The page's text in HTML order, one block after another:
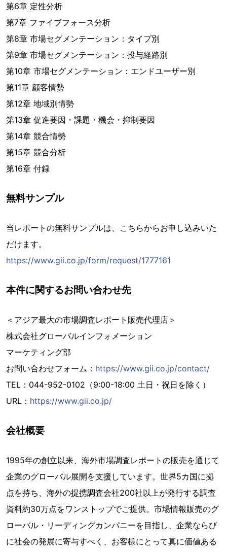
第6章 定性分析
第7章 ファイブフォース分析
第8章 市場セグメンテーション：タイプ別
第9章 市場セグメンテーション：投与経路別
第10章 市場セグメンテーション：エンドユーザー別
第11章 顧客情勢
第12章 地域別情勢
第13章 促進要因・課題・機会・抑制要因
第14章 競合情勢
第15章 競合分析
第16章 付録
無料サンプル
当レポートの無料サンプルは、こちらからお申し込みいた
だけます。
https://www.gii.co.jp/form/request/1777161
本件に関するお問い合わせ先
＜アジア最大の市場調査レポート販売代理店＞
株式会社グローバルインフォメーション
マーケティング部
お問い合わせフォーム： https://www.gii.co.jp/contact/
TEL：044-952-0102（9:00-18:00 土日・祝日を除く）
URL： https://www.gii.co.jp/
会社概要
1995年の創立以来、海外市場調査レポートの販売を通じて
企業のグローバル展開を支援しています。世界5カ国に拠
点を持ち、海外の提携調査会社200社以上が発行する調査
資料約30万点をワンストップでご提供。市場情報販売のグ
ローバル・リーディングカンパニーを目指し、企業ならび
に社会の発展に寄与すべく、お客様にとって真に価値ある